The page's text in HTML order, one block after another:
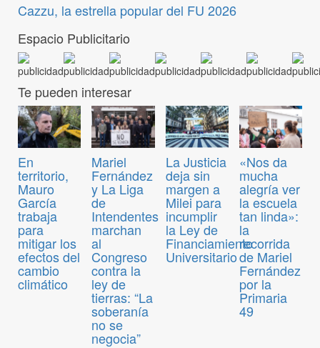
Cazzu, la estrella popular del FU 2026
Espacio Publicitario
Te pueden interesar
En
territorio,
Mauro
García
trabaja
para
mitigar los
efectos del
cambio
climático
Mariel
Fernández
y La Liga
de
Intendentes
marchan
al
Congreso
contra la
ley de
tierras: “La
soberanía
no se
negocia”
La Justicia
deja sin
margen a
Milei para
incumplir
la Ley de
Financiamiento
Universitario
«Nos da
mucha
alegría ver
la escuela
tan linda»:
la
recorrida
de Mariel
Fernández
por la
Primaria
49